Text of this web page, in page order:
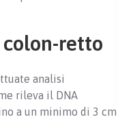
retto
analisi
rileva il DNA
a un minimo di 3 cm